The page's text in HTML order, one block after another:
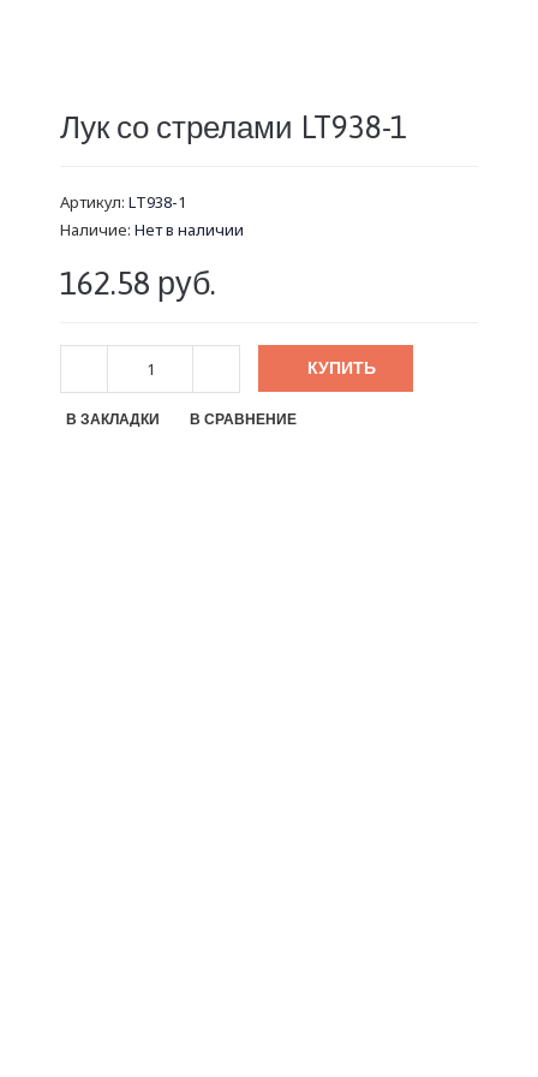
Лук со стрелами LT938-1
Артикул: LT938-1
Наличие: Нет в наличии
162.58 руб.
КУПИТЬ
В ЗАКЛАДКИ В СРАВНЕНИЕ